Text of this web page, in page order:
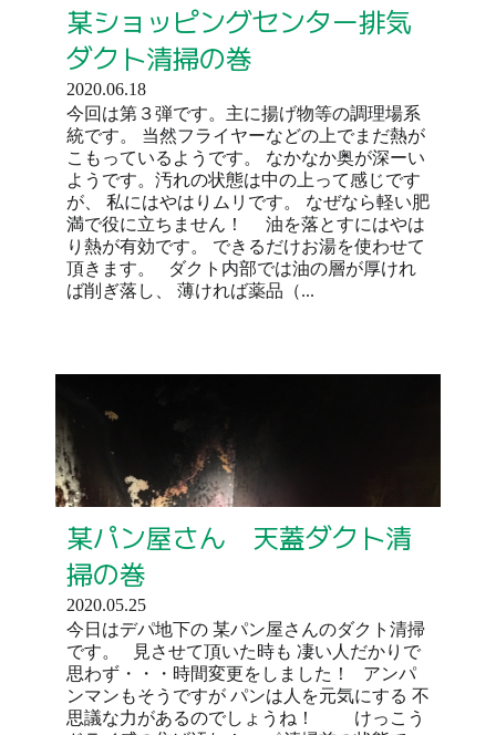
某ショッピングセンター排気
ダクト清掃の巻
2020.06.18
今回は第３弾です。主に揚げ物等の調理場系
統です。 当然フライヤーなどの上でまだ熱が
こもっているようです。 なかなか奥が深ーい
ようです。汚れの状態は中の上って感じです
が、 私にはやはりムリです。 なぜなら軽い肥
満で役に立ちません！ 油を落とすにはやは
り熱が有効です。 できるだけお湯を使わせて
頂きます。 ダクト内部では油の層が厚けれ
ば削ぎ落し、 薄ければ薬品（...
某パン屋さん 天蓋ダクト清
掃の巻
2020.05.25
今日はデパ地下の 某パン屋さんのダクト清掃
です。 見させて頂いた時も 凄い人だかりで
思わず・・・時間変更をしました！ アンパ
ンマンもそうですが パンは人を元気にする 不
思議な力があるのでしょうね！ けっこう